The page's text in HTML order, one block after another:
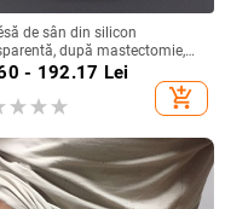
de sân din silicon
după mastectomie,
înot și lenjerie
- 192.17 Lei
add_shopping_cart